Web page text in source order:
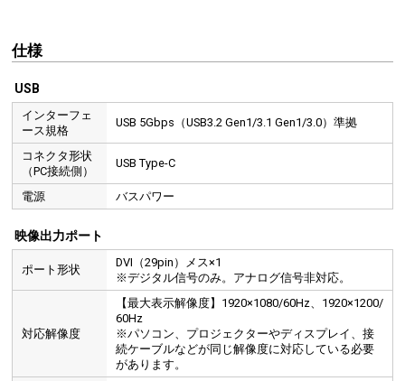
仕様
USB
インターフェ
ース規格
USB 5Gbps（USB3.2 Gen1/3.1 Gen1/3.0）準拠
コネクタ形状
（PC接続側）
USB Type-C
電源 バスパワー
映像出力ポート
ポート形状
DVI（29pin）メス×1
※デジタル信号のみ。アナログ信号非対応。
対応解像度
【最大表示解像度】1920×1080/60Hz、1920×1200/
60Hz
※パソコン、プロジェクターやディスプレイ、接
続ケーブルなどが同じ解像度に対応している必要
があります。